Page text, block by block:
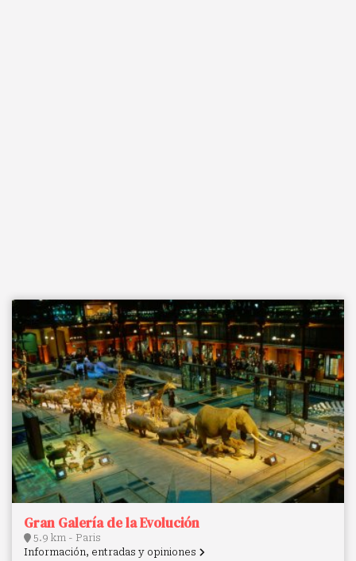
Gran Galería de la Evolución
5.9 km - Paris
Información, entradas y opiniones